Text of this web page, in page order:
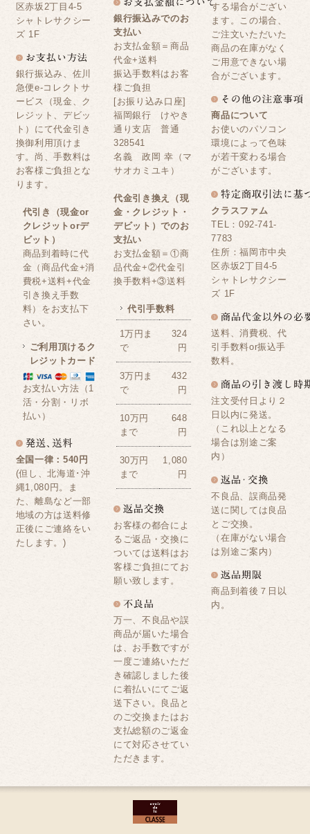
区赤坂2丁目4-5
シャトレサクシー
ズ 1F
銀行振込み、佐川
急便e-コレクトサ
ービス（現金、ク
レジット、デビッ
ト）にて代金引き
換御利用頂けま
す。尚、手数料は
お客様ご負担とな
ります。
代引き（現金or
クレジットorデ
ビット）
商品到着時に代
金（商品代金+消
費税+送料+代金
引き換え手数
料）をお支払下
さい。
ご利用頂けるク
レジットカード
お支払い方法（1
活・分割・リボ
払い）
全国一律：540円
(但し、北海道･沖
縄1,080円。ま
た、離島など一部
地域の方は送料修
正後にご連絡をい
たします。)
銀行振込みでのお
支払い
お支払金額＝商品
代金+送料
振込手数料はお客
様ご負担
[お振り込み口座]
福岡銀行 けやき
通り支店 普通
328541
名義 政岡 幸（マ
サオカミユキ）
代金引き換え（現
金・クレジット・
デビット）でのお
支払い
お支払金額＝①商
品代金+②代金引
換手数料+③送料
代引手数料
1万円ま
で
324
円
3万円ま
で
432
円
10万円
まで
648
円
30万円
まで
1,080
円
お客様の都合によ
るご返品・交換に
ついては送料はお
客様ご負担にてお
願い致します。
万一、不良品や誤
商品が届いた場合
は、お手数ですが
一度ご連絡いただ
き確認しました後
に着払いにてご返
送下さい。良品と
のご交換またはお
支払総額のご返金
にて対応させてい
ただきます。
する場合がござい
ます。この場合、
ご注文いただいた
商品の在庫がなく
ご用意できない場
合がございます。
商品について
お使いのパソコン
環境によって色味
が若干変わる場合
がございます。
クラスファム
TEL：092-741-
7783
住所：福岡市中央
区赤坂2丁目4-5
シャトレサクシー
ズ 1F
送料、消費税、代
引手数料or振込手
数料。
注文受付日より２
日以内に発送。
（これ以上となる
場合は別途ご案
内）
不良品、誤商品発
送に関しては良品
とご交換。
（在庫がない場合
は別途ご案内）
商品到着後７日以
内。